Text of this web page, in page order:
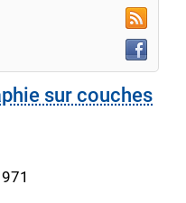
RSS
sur couches